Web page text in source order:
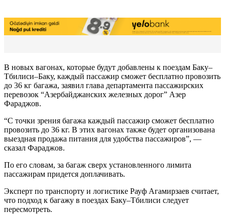
В новых вагонах, которые будут добавлены к поездам Баку–
Тбилиси–Баку, каждый пассажир сможет бесплатно провозить
до 36 кг багажа, заявил глава департамента пассажирских
перевозок “Азербайджанских железных дорог” Азер
Фараджов.
“С точки зрения багажа каждый пассажир сможет бесплатно
провозить до 36 кг. В этих вагонах также будет организована
выездная продажа питания для удобства пассажиров”, —
сказал Фараджов.
По его словам, за багаж сверх установленного лимита
пассажирам придется доплачивать.
Эксперт по транспорту и логистике Рауф Агамирзаев считает,
что подход к багажу в поездах Баку–Тбилиси следует
пересмотреть.